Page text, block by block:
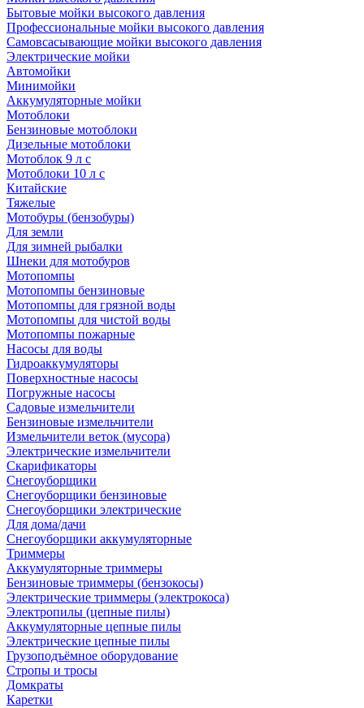
Бытовые мойки высокого давления
Профессиональные мойки высокого давления
Самовсасывающие мойки высокого давления
Электрические мойки
Автомойки
Минимойки
Аккумуляторные мойки
Мотоблоки
Бензиновые мотоблоки
Дизельные мотоблоки
Мотоблок 9 л с
Мотоблоки 10 л с
Китайские
Тяжелые
Мотобуры (бензобуры)
Для земли
Для зимней рыбалки
Шнеки для мотобуров
Мотопомпы
Мотопомпы бензиновые
Мотопомпы для грязной воды
Мотопомпы для чистой воды
Мотопомпы пожарные
Насосы для воды
Гидроаккумуляторы
Поверхностные насосы
Погружные насосы
Садовые измельчители
Бензиновые измельчители
Измельчители веток (мусора)
Электрические измельчители
Скарификаторы
Снегоуборщики
Снегоуборщики бензиновые
Снегоуборщики электрические
Для дома/дачи
Снегоуборщики аккумуляторные
Триммеры
Аккумуляторные триммеры
Бензиновые триммеры (бензокосы)
Электрические триммеры (электрокоса)
Электропилы (цепные пилы)
Аккумуляторные цепные пилы
Электрические цепные пилы
Грузоподъёмное оборудование
Стропы и тросы
Домкраты
Каретки